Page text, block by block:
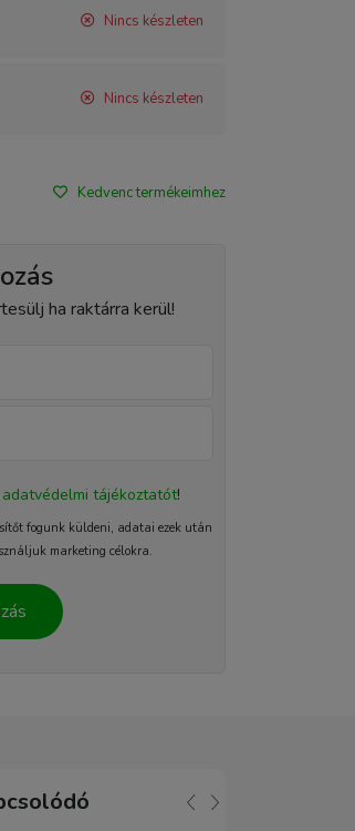
Nincs készleten
Nincs készleten
Kedvenc termékeimhez
ha raktárra kerül!
adatvédelmi tájékoztatót!
fogunk küldeni, adatai ezek után
marketing célokra.